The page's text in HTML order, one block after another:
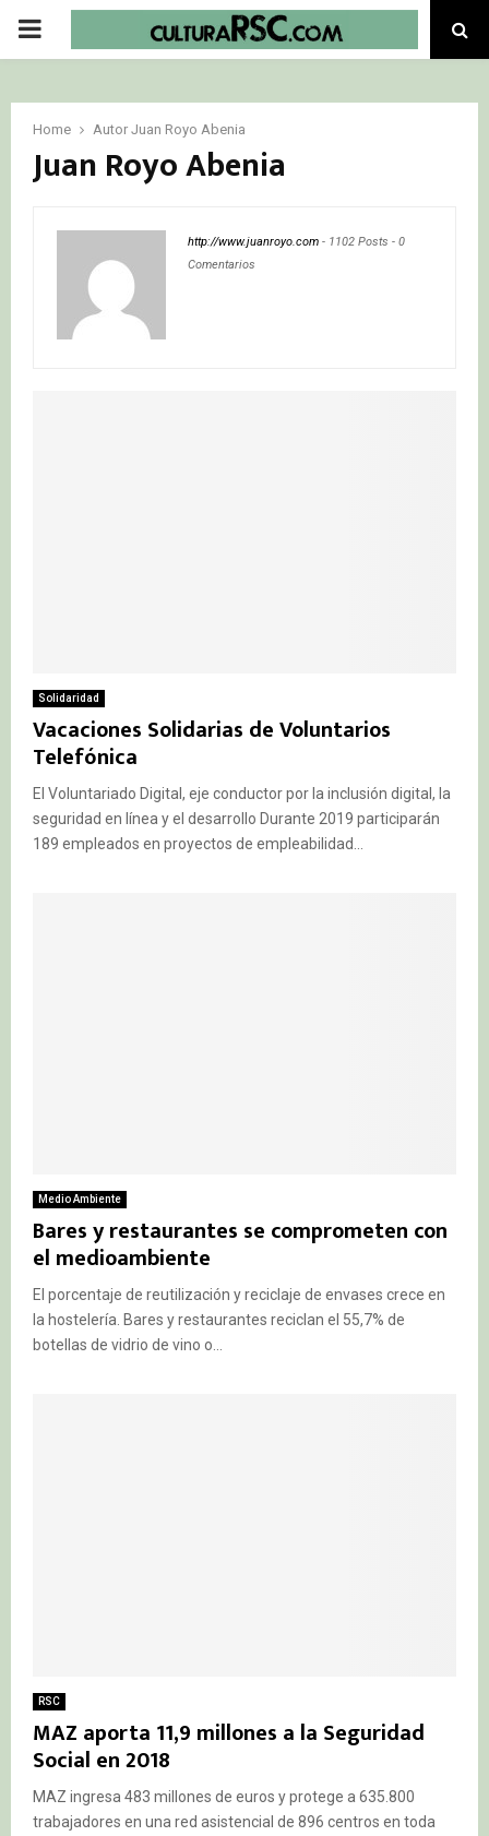
PRIMARY
Home Autor Juan Royo Abenia
Juan Royo Abenia
http://www.juanroyo.com - 1102 Posts - 0
Comentarios
Solidaridad
Vacaciones Solidarias de Voluntarios
Telefónica
El Voluntariado Digital, eje conductor por la inclusión digital, la
seguridad en línea y el desarrollo Durante 2019 participarán
189 empleados en proyectos de empleabilidad...
Medio Ambiente
Bares y restaurantes se comprometen con
el medioambiente
El porcentaje de reutilización y reciclaje de envases crece en
la hostelería. Bares y restaurantes reciclan el 55,7% de
botellas de vidrio de vino o...
RSC
MAZ aporta 11,9 millones a la Seguridad
Social en 2018
MAZ ingresa 483 millones de euros y protege a 635.800
trabajadores en una red asistencial de 896 centros en toda